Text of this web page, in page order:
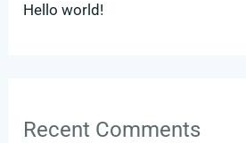
Hello world!
Recent Comments